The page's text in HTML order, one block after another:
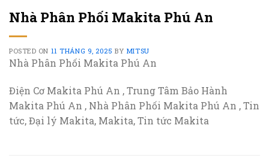
Nhà Phân Phối Makita Phú An
POSTED ON 11 THÁNG 9, 2025 BY MITSU
Nhà Phân Phối Makita Phú An
Điện Cơ Makita Phú An , Trung Tâm Bảo Hành
Makita Phú An , Nhà Phân Phối Makita Phú An , Tin
tức, Đại lý Makita, Makita, Tin tức Makita